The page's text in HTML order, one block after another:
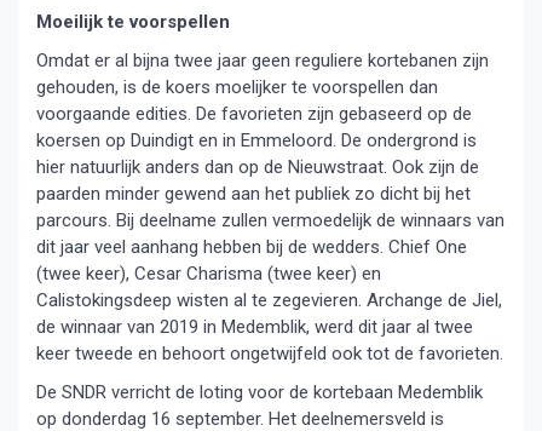
Moeilijk te voorspellen
Omdat er al bijna twee jaar geen reguliere kortebanen zijn
gehouden, is de koers moelijker te voorspellen dan
voorgaande edities. De favorieten zijn gebaseerd op de
koersen op Duindigt en in Emmeloord. De ondergrond is
hier natuurlijk anders dan op de Nieuwstraat. Ook zijn de
paarden minder gewend aan het publiek zo dicht bij het
parcours. Bij deelname zullen vermoedelijk de winnaars van
dit jaar veel aanhang hebben bij de wedders. Chief One
(twee keer), Cesar Charisma (twee keer) en
Calistokingsdeep wisten al te zegevieren. Archange de Jiel,
de winnaar van 2019 in Medemblik, werd dit jaar al twee
keer tweede en behoort ongetwijfeld ook tot de favorieten.
De SNDR verricht de loting voor de kortebaan Medemblik
op donderdag 16 september. Het deelnemersveld is